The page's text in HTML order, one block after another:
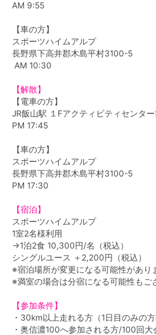
AM 9:55
【車の方】
スポーツハイムアルプ
長野県下高井郡木島平村3100-5
AM 10:30
【解散】
【電車の方】
JR飯山駅 １Fアクティビティセンタ
PM 17:45
【車の方】
スポーツハイムアルプ
長野県下高井郡木島平村3100-5
PM 17:30
【宿泊】
スポーツハイムアルプ
1室2名様利用
→1泊2食 10,300円/名（税込）
シングルユース ＋2,200円（税込）
※宿泊場所が変更になる可能性があり
※満室の場合は分宿になる可能性もご
【参加条件】
・30km以上走れる方（1日目のみの
・奥信濃100へ参加される方/100回